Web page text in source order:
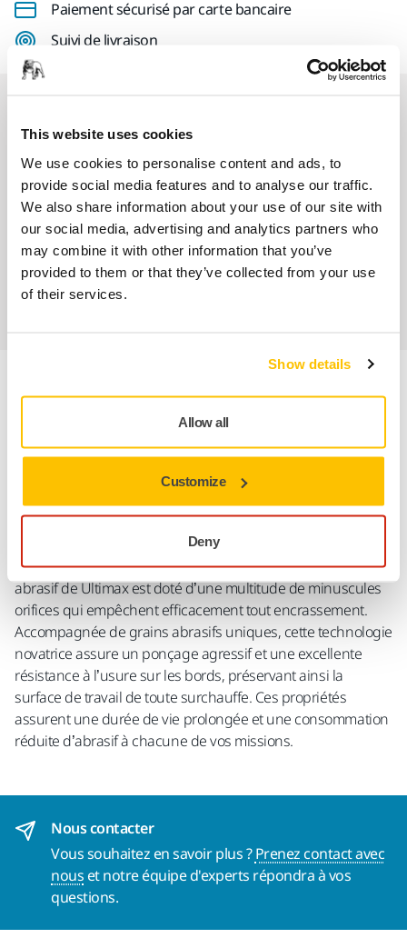
This website uses cookies
We use cookies to personalise content and ads, to
provide social media features and to analyse our traffic.
We also share information about your use of our site with
our social media, advertising and analytics partners who
may combine it with other information that you’ve
provided to them or that they’ve collected from your use
of their services.
Show details
Allow all
Customize
Deny
Paiement sécurisé par carte bancaire
Suivi de livraison
SAV Mirka exclusif
Service client Mirka
Garantie 2 ans + 1 an offert pour les outils
Abrasifs & outils professionnels au service d'une
Informations produit
Détails techniques
Téléchargements
Réalisé grâce à un processus de fabrication unique en son
genre, la « Selective Coating™ Technology », le matériau
abrasif de Ultimax est doté d’une multitude de minuscules
orifices qui empêchent efficacement tout encrassement.
Accompagnée de grains abrasifs uniques, cette technologie
novatrice assure un ponçage agressif et une excellente
résistance à l’usure sur les bords, préservant ainsi la
surface de travail de toute surchauffe. Ces propriétés
assurent une durée de vie prolongée et une consommation
réduite d’abrasif à chacune de vos missions.
Nous contacter
Vous souhaitez en savoir plus ?Prenez contact avec
nous et notre équipe d'experts répondra à vos
questions.